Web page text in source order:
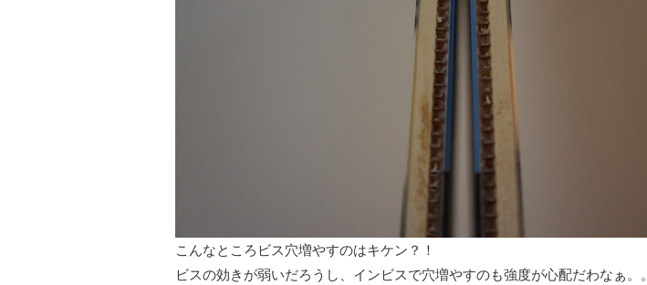
こんなところビス穴増やすのはキケン？！
ビスの効きが弱いだろうし、インビスで穴増やすのも強度が心配だわなぁ。。